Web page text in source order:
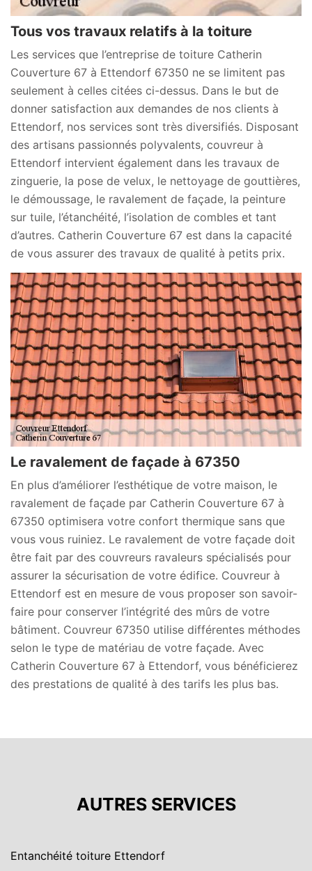
Tous vos travaux relatifs à la toiture
Les services que l’entreprise de toiture Catherin
Couverture 67 à Ettendorf 67350 ne se limitent pas
seulement à celles citées ci-dessus. Dans le but de
donner satisfaction aux demandes de nos clients à
Ettendorf, nos services sont très diversifiés. Disposant
des artisans passionnés polyvalents, couvreur à
Ettendorf intervient également dans les travaux de
zinguerie, la pose de velux, le nettoyage de gouttières,
le démoussage, le ravalement de façade, la peinture
sur tuile, l’étanchéité, l’isolation de combles et tant
d’autres. Catherin Couverture 67 est dans la capacité
de vous assurer des travaux de qualité à petits prix.
Le ravalement de façade à 67350
En plus d’améliorer l’esthétique de votre maison, le
ravalement de façade par Catherin Couverture 67 à
67350 optimisera votre confort thermique sans que
vous vous ruiniez. Le ravalement de votre façade doit
être fait par des couvreurs ravaleurs spécialisés pour
assurer la sécurisation de votre édifice. Couvreur à
Ettendorf est en mesure de vous proposer son savoir-
faire pour conserver l’intégrité des mûrs de votre
bâtiment. Couvreur 67350 utilise différentes méthodes
selon le type de matériau de votre façade. Avec
Catherin Couverture 67 à Ettendorf, vous bénéficierez
des prestations de qualité à des tarifs les plus bas.
AUTRES SERVICES
Entanchéité toiture Ettendorf